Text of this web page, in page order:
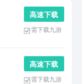
高 速 下 载
需下载九游
高 速 下 载
需下载九游